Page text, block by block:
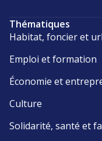
Thématiques
Habitat, foncier et
Emploi et formation
Économie et
Culture
Solidarité, santé et